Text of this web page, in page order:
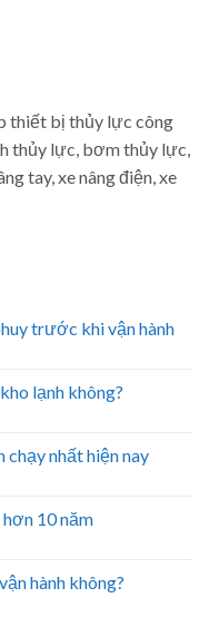
thiết bị thủy lực công
thủy lực, bơm thủy lực,
tay, xe nâng điện, xe
trước khi vận hành
lạnh không?
chạy nhất hiện nay
10 năm
hành không?